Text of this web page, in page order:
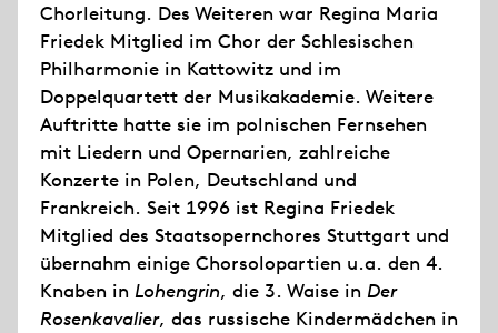
Chorleitung. Des Weiteren war Regina Maria
Friedek Mitglied im Chor der Schlesischen
Philharmonie in Kattowitz und im
Doppelquartett der Musikakademie. Weitere
Auftritte hatte sie im polnischen Fernsehen
mit Liedern und Opernarien, zahlreiche
Konzerte in Polen, Deutschland und
Frankreich. Seit 1996 ist Regina Friedek
Mitglied des Staatsopernchores Stuttgart und
übernahm einige Chorsolopartien u.a. den 4.
Knaben in Lohengrin, die 3. Waise in Der
Rosenkavalier, das russische Kindermädchen in